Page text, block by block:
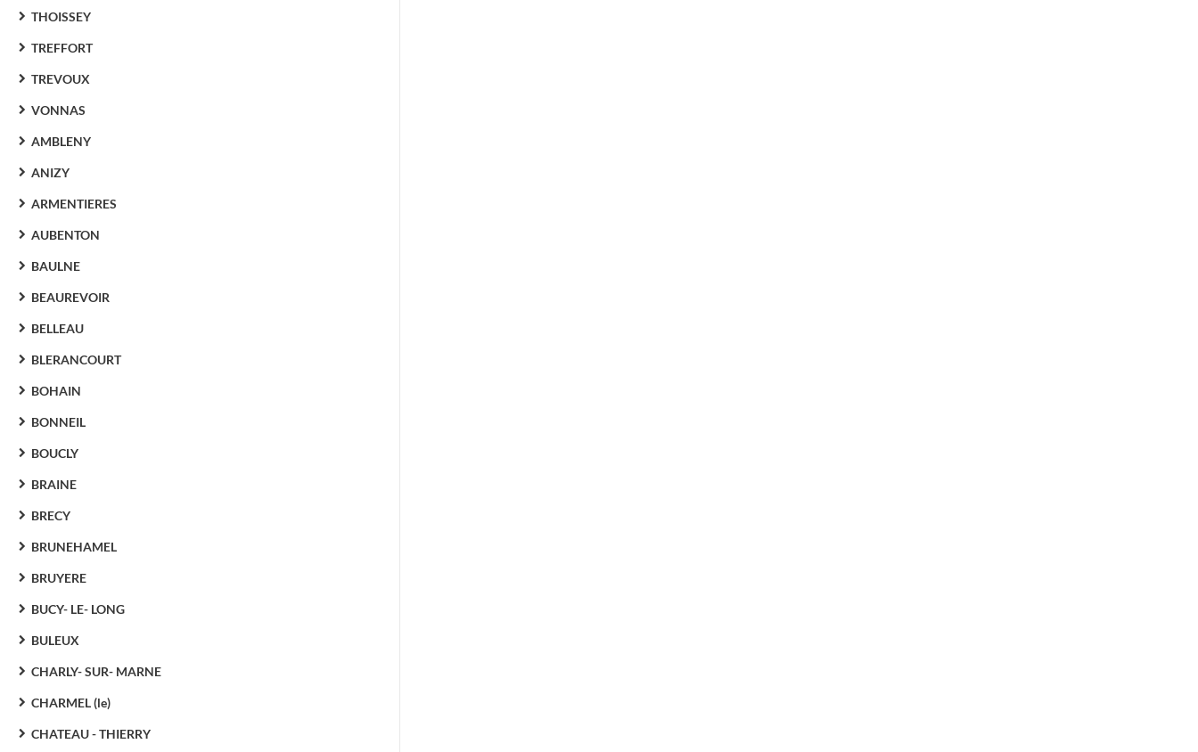
THOISSEY
TREFFORT
TREVOUX
VONNAS
AMBLENY
ANIZY
ARMENTIERES
AUBENTON
BAULNE
BEAUREVOIR
BELLEAU
BLERANCOURT
BOHAIN
BONNEIL
BOUCLY
BRAINE
BRECY
BRUNEHAMEL
BRUYERE
BUCY- LE- LONG
BULEUX
CHARLY- SUR- MARNE
CHARMEL (le)
CHATEAU - THIERRY